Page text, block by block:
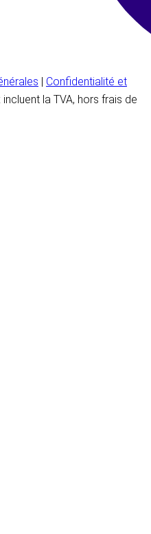
| Confidentialité et
incluent la TVA, hors frais de